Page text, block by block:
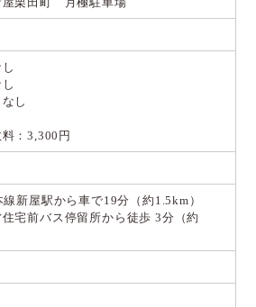
し
：3,300円
線新屋駅から車で19分（約1.5km）
宅前バス停留所から徒歩 3分（約